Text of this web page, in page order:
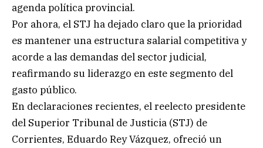
agenda política provincial.
Por ahora, el STJ ha dejado claro que la prioridad
es mantener una estructura salarial competitiva y
acorde a las demandas del sector judicial,
reafirmando su liderazgo en este segmento del
gasto público.
En declaraciones recientes, el reelecto presidente
del Superior Tribunal de Justicia (STJ) de
Corrientes, Eduardo Rey Vázquez, ofreció un